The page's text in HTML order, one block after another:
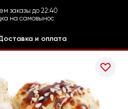
заказы до 22:40
на самовынос
и оплата